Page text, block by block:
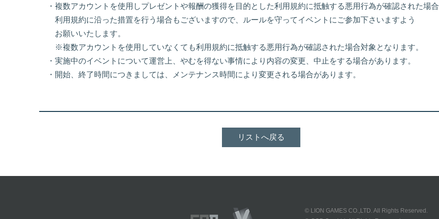
・複数アカウントを使用しプレゼントや報酬の獲得を目的とした利用規約に抵触する悪用行為が確認された場
利用規約に沿った措置を行う場合もございますので、ルールを守ってイベントにご参加下さいますよう
お願いいたします。
※複数アカウントを使用していなくても利用規約に抵触する悪用行為が確認された場合対象となります。
・実施中のイベントについて運営上、やむを得ない事情により内容の変更、中止をする場合があります。
・開始、終了時間につきましては、メンテナンス時間により変更される場合があります。
リストへ戻る
© LION GAMES CO.,LTD. All Rights Reserved.